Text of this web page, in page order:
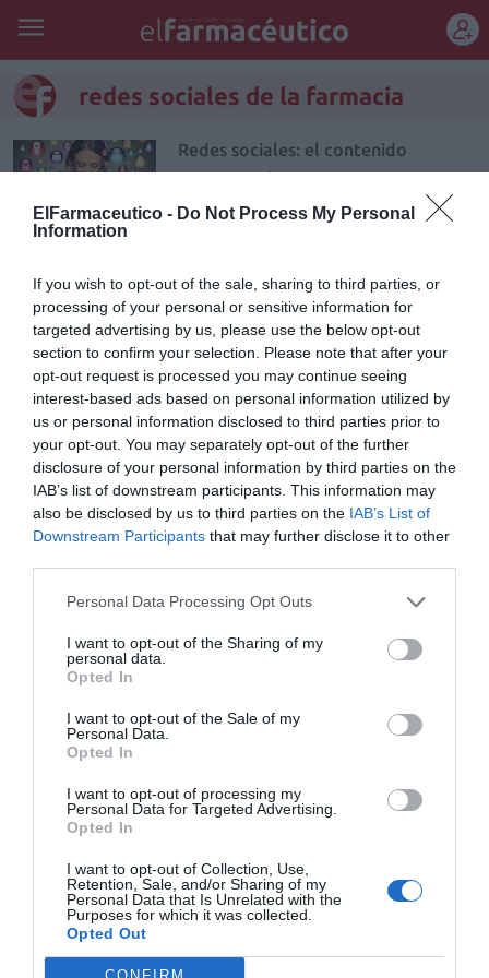
ElFarmaceutico - Do Not Process My Personal
Information
If you wish to opt-out of the sale, sharing to third parties, or
processing of your personal or sensitive information for
targeted advertising by us, please use the below opt-out
section to confirm your selection. Please note that after your
opt-out request is processed you may continue seeing
interest-based ads based on personal information utilized by
us or personal information disclosed to third parties prior to
your opt-out. You may separately opt-out of the further
disclosure of your personal information by third parties on the
IAB’s list of downstream participants. This information may
also be disclosed by us to third parties on the IAB’s List of
Downstream Participants that may further disclose it to other
Personal Data Processing Opt Outs
I want to opt-out of the Sharing of my
personal data.
Opted In
I want to opt-out of the Sale of my
Personal Data.
Opted In
I want to opt-out of processing my
Personal Data for Targeted Advertising.
Opted In
I want to opt-out of Collection, Use,
Retention, Sale, and/or Sharing of my
Personal Data that Is Unrelated with the
Purposes for which it was collected.
Opted Out
redes sociales de la farmacia
Redes sociales: el contenido
Basta mirar a nuestro alrededor para
tecnológicos para muchas de nuestras
actividades cotidianas y las redes sociales
son uno de los principales medios para
relacionarnos con las personas y las marcas.
Citando las cifras del IAB España, en 2016 se
registró que un 81% de los internautas de
entre 16 y 55 años utilizan redes sociales, lo
que representa más de 15 millones usuarios
en nuestro país.
Facebook, la red social favorita de la farmacia
comunitaria
Noticias y novedades Redacción
25/09/2014
El 43% de las farmacias tienen Facebook, el 31% Twitter y apenas un
19% tienda online. Estos son algunos de los datos de un informe
Evolufarma, empresa dedicada al marketing multicanal en el ámbito
farmacéutico, y que será presentado el próximo 14 de octubre en
Lo más leído
No se han encontrado artículos